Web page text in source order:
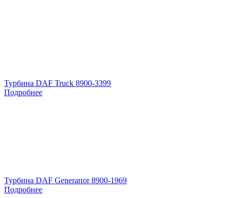
Турбина DAF Truck 8900-3399
Подробнее
Турбина DAF Generaпоr 8900-1969
Подробнее